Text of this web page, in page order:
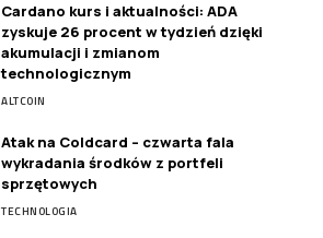
Cardano kurs i aktualności: ADA
zyskuje 26 procent w tydzień dzięki
akumulacji i zmianom
technologicznym
ALTCOIN
Atak na Coldcard – czwarta fala
wykradania środków z portfeli
sprzętowych
TECHNOLOGIA